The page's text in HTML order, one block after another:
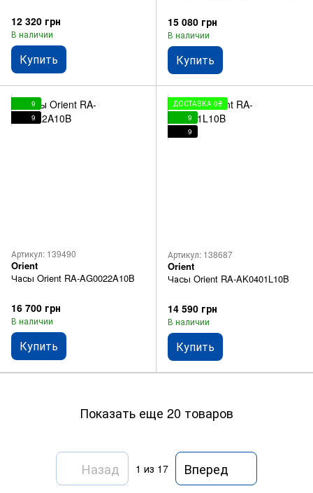
12 320 грн
В наличии
Купить
15 080 грн
В наличии
Купить
9
9
Артикул: 139490
Orient
Часы Orient RA-AG0022A10B
16 700 грн
В наличии
Купить
ДОСТАВКА 0₴
9
9
Артикул: 138687
Orient
Часы Orient RA-AK0401L10B
14 590 грн
В наличии
Купить
Показать еще 20 товаров
Назад 1 из 17 Вперед